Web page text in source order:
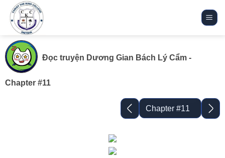
qua
dung
Đọc truyện Dương Gian Bách Lý Cẩm-
Chapter #11